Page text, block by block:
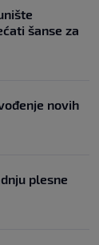
šanse za
novih
plesne